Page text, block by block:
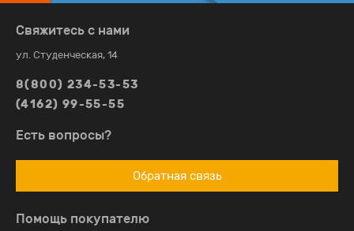
Помощь покупателю
Свяжитесь с нами
ул. Студенческая, 14
8(800) 234-53-53
(4162) 99-55-55
Есть вопросы?
Обратная связь